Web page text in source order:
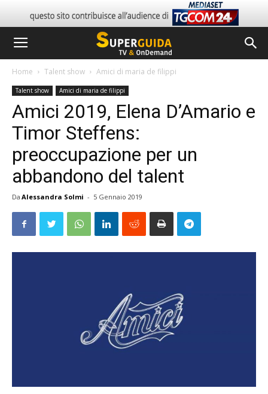
Home Talent show Amici di maria de filippi
Talent show Amici di maria de filippi
Amici 2019, Elena D’Amario e
Timor Steffens:
preoccupazione per un
abbandono del talent
Da Alessandra Solmi - 5 Gennaio 2019